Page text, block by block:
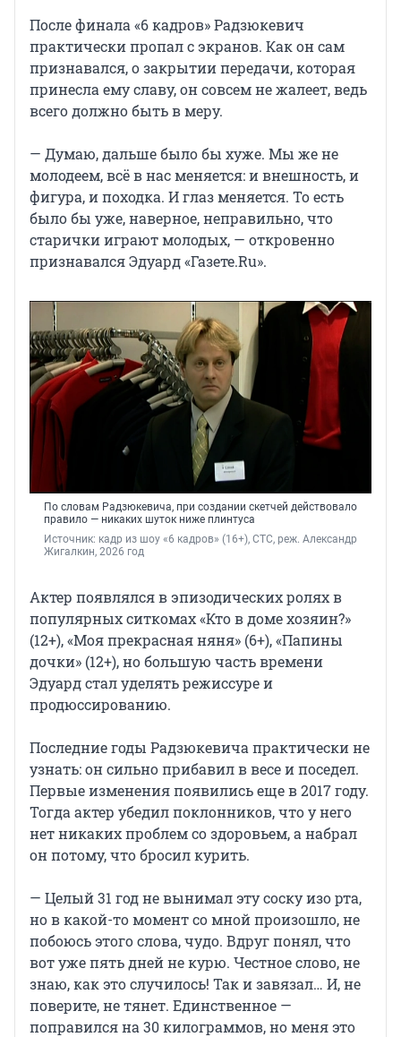
После финала «6 кадров» Радзюкевич
практически пропал с экранов. Как он сам
признавался, о закрытии передачи, которая
принесла ему славу, он совсем не жалеет, ведь
всего должно быть в меру.
— Думаю, дальше было бы хуже. Мы же не
молодеем, всё в нас меняется: и внешность, и
фигура, и походка. И глаз меняется. То есть
было бы уже, наверное, неправильно, что
старички играют молодых, — откровенно
признавался Эдуард «Газете.Ru».
По словам Радзюкевича, при создании скетчей действовало
правило — никаких шуток ниже плинтуса
Источник: кадр из шоу «6 кадров» (16+), СТС, реж. Александр
Жигалкин, 2026 год
Актер появлялся в эпизодических ролях в
популярных ситкомах «Кто в доме хозяин?»
(12+), «Моя прекрасная няня» (6+), «Папины
дочки» (12+), но большую часть времени
Эдуард стал уделять режиссуре и
продюссированию.
Последние годы Радзюкевича практически не
узнать: он сильно прибавил в весе и поседел.
Первые изменения появились еще в 2017 году.
Тогда актер убедил поклонников, что у него
нет никаких проблем со здоровьем, а набрал
он потому, что бросил курить.
— Целый 31 год не вынимал эту соску изо рта,
но в какой-то момент со мной произошло, не
побоюсь этого слова, чудо. Вдруг понял, что
вот уже пять дней не курю. Честное слово, не
знаю, как это случилось! Так и завязал… И, не
поверите, не тянет. Единственное —
поправился на 30 килограммов, но меня это